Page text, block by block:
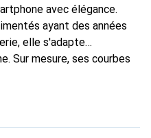
avec élégance.
ayant des années
elle s'adapte
Sur mesure, ses courbes
pour votre
Noreve est un choix